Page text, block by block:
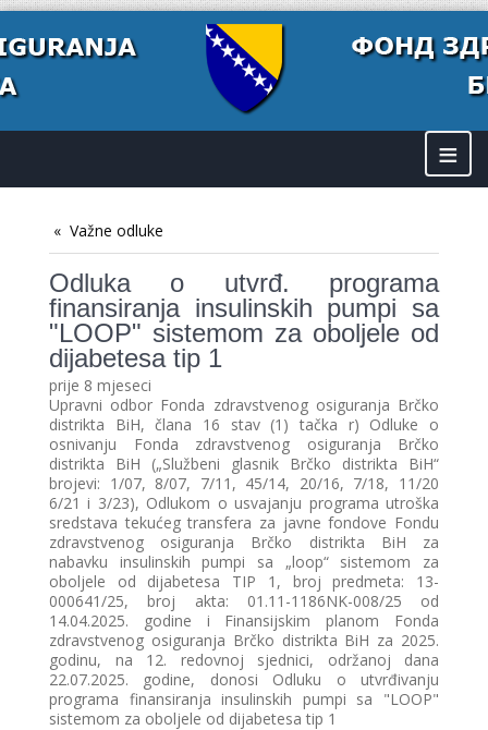
≡
Važne odluke
Odluka o utvrđ. programa
finansiranja insulinskih pumpi sa
"LOOP" sistemom za oboljele od
dijabetesa tip 1
prije 8 mjeseci
Upravni odbor Fonda zdravstvenog osiguranja Brčko
distrikta BiH, člana 16 stav (1) tačka r) Odluke o
osnivanju Fonda zdravstvenog osiguranja Brčko
distrikta BiH („Službeni glasnik Brčko distrikta BiH“
brojevi: 1/07, 8/07, 7/11, 45/14, 20/16, 7/18, 11/20
6/21 i 3/23), Odlukom o usvajanju programa utroška
sredstava tekućeg transfera za javne fondove Fondu
zdravstvenog osiguranja Brčko distrikta BiH za
nabavku insulinskih pumpi sa „loop“ sistemom za
oboljele od dijabetesa TIP 1, broj predmeta: 13-
000641/25, broj akta: 01.11-1186NK-008/25 od
14.04.2025. godine i Finansijskim planom Fonda
zdravstvenog osiguranja Brčko distrikta BiH za 2025.
godinu, na 12. redovnoj sjednici, održanoj dana
22.07.2025. godine, donosi Odluku o utvrđivanju
programa finansiranja insulinskih pumpi sa "LOOP"
sistemom za oboljele od dijabetesa tip 1